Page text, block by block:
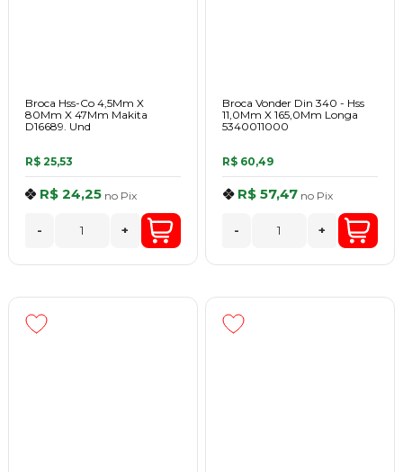
Broca Hss-Co 4,5Mm X
80Mm X 47Mm Makita
D16689. Und
R$ 25,53
R$ 24,25 no Pix
- +
Broca Vonder Din 340 - Hss
11,0Mm X 165,0Mm Longa
5340011000
R$ 60,49
R$ 57,47 no Pix
- +